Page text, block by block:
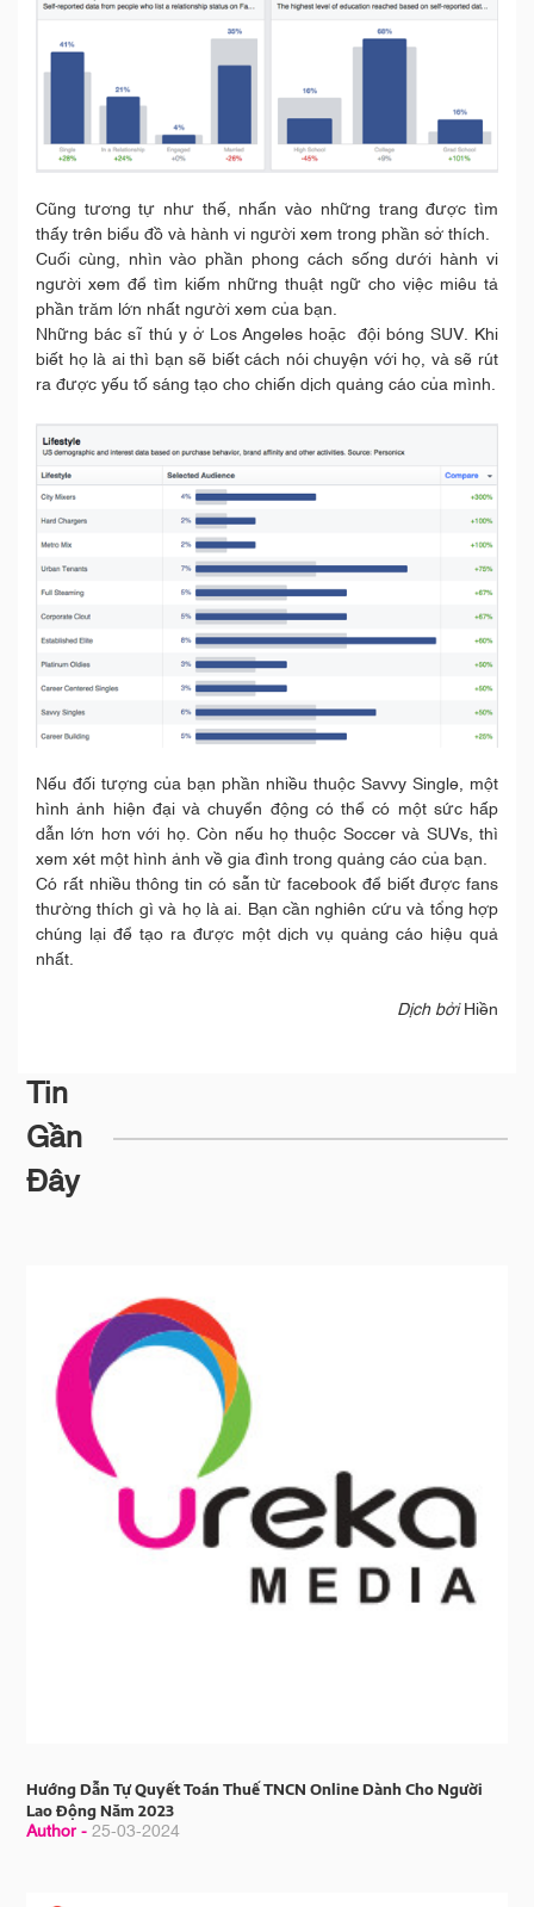
Cũng tương tự như thế, nhấn vào những trang được tìm
thấy trên biểu đồ và hành vi người xem trong phần sở thích.
Cuối cùng, nhìn vào phần phong cách sống dưới hành vi
người xem để tìm kiếm những thuật ngữ cho việc miêu tả
phần trăm lớn nhất người xem của bạn.
Những bác sĩ thú y ở Los Angeles hoặc đội bóng SUV. Khi
biết họ là ai thì bạn sẽ biết cách nói chuyện với họ, và sẽ rút
ra được yếu tố sáng tạo cho chiến dịch quảng cáo của mình.
Nếu đối tượng của bạn phần nhiều thuộc Savvy Single, một
hình ảnh hiện đại và chuyển động có thể có một sức hấp
dẫn lớn hơn với họ. Còn nếu họ thuộc Soccer và SUVs, thì
xem xét một hình ảnh về gia đình trong quảng cáo của bạn.
Có rất nhiều thông tin có sẵn từ facebook để biết được fans
thường thích gì và họ là ai. Bạn cần nghiên cứu và tổng hợp
chúng lại để tạo ra được một dịch vụ quảng cáo hiệu quả
nhất.
Dịch bởiHiền
Tin
Gần
Đây
Hướng Dẫn Tự Quyết Toán Thuế TNCN Online Dành Cho Người
Lao Động Năm 2023
Author -25-03-2024